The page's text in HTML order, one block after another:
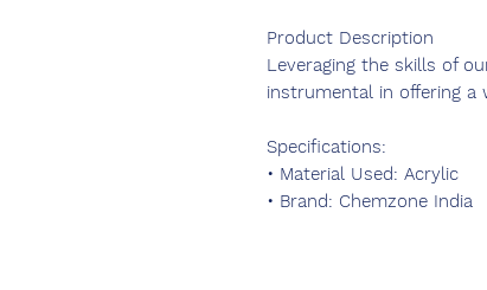
Product Description
Leveraging the skills of
instrumental in offering a
Specifications:
• Material Used: Acrylic
• Brand: Chemzone India